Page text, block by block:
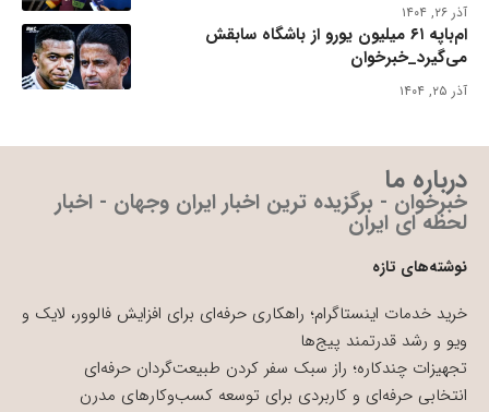
آذر ۲۶, ۱۴۰۴
ام‌باپه ۶۱ میلیون یورو از باشگاه سابقش
می‌گیرد_خبرخوان
آذر ۲۵, ۱۴۰۴
درباره ما
خبرخوان - برگزیده ترین اخبار ایران وجهان - اخبار
لحظه ای ایران
نوشته‌های تازه
خرید خدمات اینستاگرام؛ راهکاری حرفه‌ای برای افزایش فالوور، لایک و
ویو و رشد قدرتمند پیج‌ها
تجهیزات چندکاره؛ راز سبک سفر کردن طبیعت‌گردان حرفه‌ای
انتخابی حرفه‌ای و کاربردی برای توسعه کسب‌وکارهای مدرن